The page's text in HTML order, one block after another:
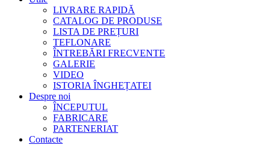
LIVRARE RAPIDĂ
CATALOG DE PRODUSE
LISTA DE PREȚURI
TEFLONARE
ÎNTREBĂRI FRECVENTE
GALERIE
VIDEO
ISTORIA ÎNGHEȚATEI
Despre noi
ÎNCEPUTUL
FABRICARE
PARTENERIAT
Contacte